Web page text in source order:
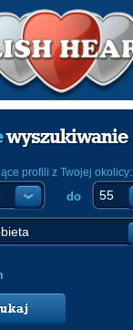
wyszukiwanie
profili z Twojej okolicy:
do